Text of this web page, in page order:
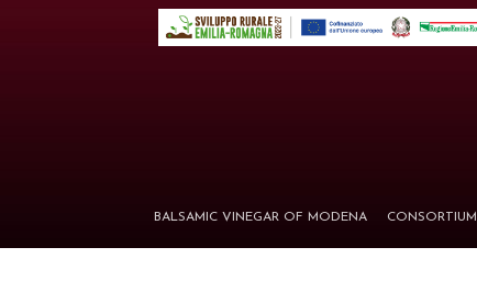
BALSAMIC VINEGAR OF MODENA CONSORTIUM